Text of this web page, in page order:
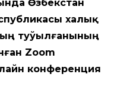
Өзбекстан
халық
туўылғанының
Zoom
конференция